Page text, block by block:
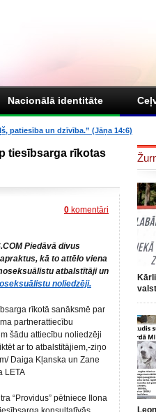
Nacionālā identitāte
patiesība un dzīvība.” (Jāņa 14:6)
tiesībsarga rīkotas
0 komentāri
Piedāvā divus
kā to attēlo viena
atbalstītāji un
noliedzēji.
rīkotā sanāksmē par
partnerattiecību
šādu attiecību noliedzēji
ar to atbalstītājiem,-ziņo
Daiga Kļanska un Zane
LETA
“Providus” pētniece Ilona